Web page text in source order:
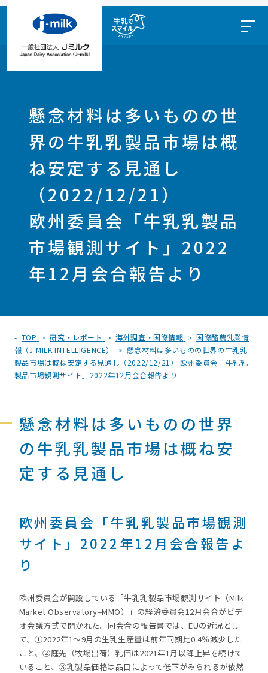
懸念材料は多いものの世
界の牛乳乳製品市場は概
ね安定する見通し
（2022/12/21）
欧州委員会「牛乳乳製品
市場観測サイト」2022
年12月会合報告より
TOP 研究・レポート 海外調査・国際情報
国際酪農乳業情
報（J-MILK INTELLIGENCE）
懸念材料は多いものの世界の牛乳乳
製品市場は概ね安定する見通し（2022/12/21） 欧州委員会「牛乳乳
製品市場観測サイト」2022年12月会合報告より
懸念材料は多いものの世界
の牛乳乳製品市場は概ね安
定する見通し
欧州委員会「牛乳乳製品市場観測
サイト」2022年12月会合報告よ
り
欧州委員会が開設している「牛乳乳製品市場観測サイト（Milk
Market Observatory=MMO）」の経済委員会12月会合がビデ
オ会議方式で開かれた。同会合の報告書では、EUの近況とし
て、①2022年1～9月の生乳生産量は前年同期比0.4％減少した
こと、②庭先（牧場出荷）乳価は2021年1月以降上昇を続けて
いること、③乳製品価格は品目によって低下がみられるが依然